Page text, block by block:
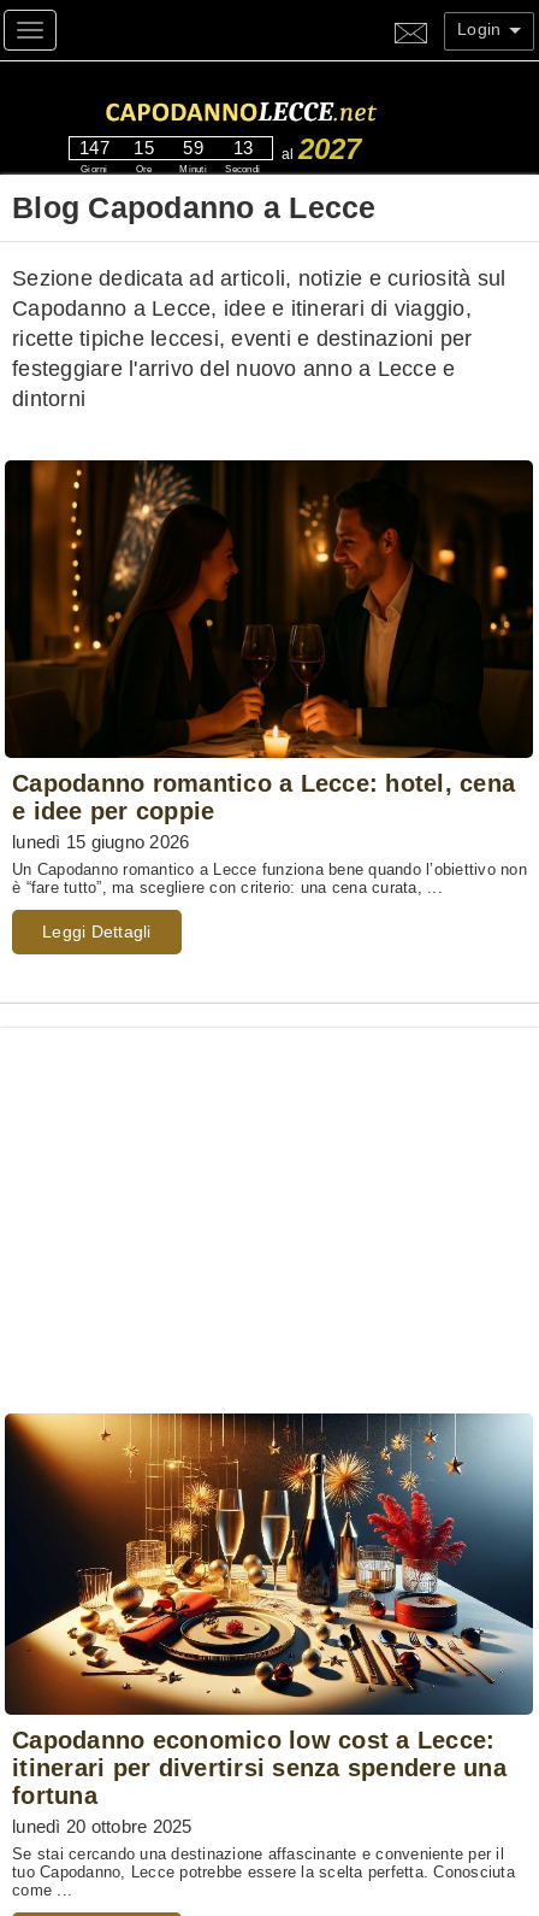
Toggle navigation Login
147
Giorni
15
Ore
59
Minuti
13
Secondi
al 2027
Blog Capodanno a Lecce
Sezione dedicata ad articoli, notizie e curiosità sul
Capodanno a Lecce, idee e itinerari di viaggio,
ricette tipiche leccesi, eventi e destinazioni per
festeggiare l'arrivo del nuovo anno a Lecce e
dintorni
Capodanno romantico a Lecce: hotel, cena
e idee per coppie
lunedì 15 giugno 2026
Un Capodanno romantico a Lecce funziona bene quando l’obiettivo non
è “fare tutto”, ma scegliere con criterio: una cena curata, ...
Leggi Dettagli
Capodanno economico low cost a Lecce:
itinerari per divertirsi senza spendere una
fortuna
lunedì 20 ottobre 2025
Se stai cercando una destinazione affascinante e conveniente per il
tuo Capodanno, Lecce potrebbe essere la scelta perfetta. Conosciuta
come ...